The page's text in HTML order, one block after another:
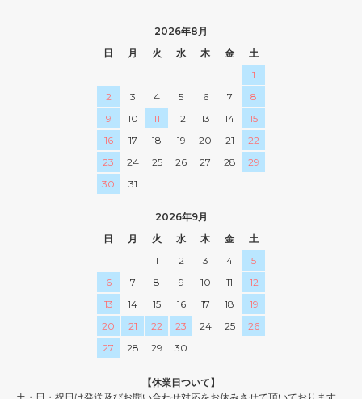
2026年8月
日
月 火 水 木 金
土
1
2
3 4 5 6 7
8
9
10 11 12 13 14
15
16
17 18 19 20 21
22
23
24 25 26 27 28
29
30
31
2026年9月
日
月 火 水 木 金
土
1
2 3 4
5
6
7 8 9 10 11
12
13
14 15 16 17 18
19
20
21 22 23 24 25
26
27
28 29 30
【休業日ついて】